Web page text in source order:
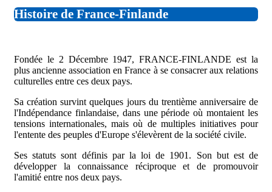
Histoire de France-Finlande
Fondée le 2 Décembre 1947, FRANCE-FINLANDE est la
plus ancienne association en France à se consacrer aux relations
culturelles entre ces deux pays.
Sa création survint quelques jours du trentième anniversaire de
l'Indépendance finlandaise, dans une période où montaient les
tensions internationales, mais où de multiples initiatives pour
l'entente des peuples d'Europe s'élevèrent de la société civile.
Ses statuts sont définis par la loi de 1901. Son but est de
développer la connaissance réciproque et de promouvoir
l'amitié entre nos deux pays.